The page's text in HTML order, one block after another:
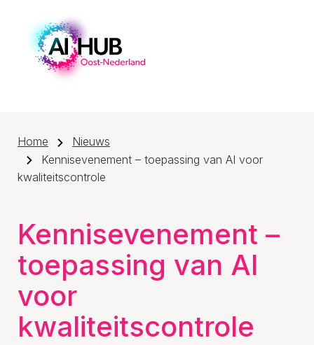
Home
Nieuws
Kennisevenement – toepassing van AI voor
kwaliteitscontrole
Kennisevenement –
toepassing van AI
voor
kwaliteitscontrole